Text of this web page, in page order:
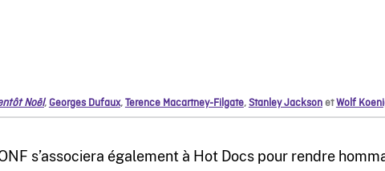
Noël, Georges Dufaux,Terence Macartney-Filgate,Stanley JacksonetWolf
s’associera également à Hot Docs pour rendre